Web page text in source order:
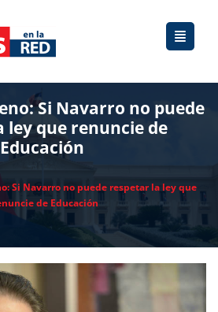
Si Navarro no puede
ley que renuncie de
Educación
Si Navarro no puede respetar la ley que
de Educación